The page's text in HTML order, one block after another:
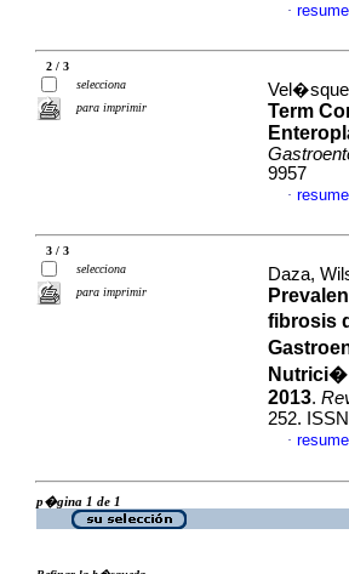
·
2 / 3
selecciona
para imprimir
Term
9957
·
3 / 3
selecciona
para imprimir
Daza,
fibrosis
2013.
252.
·
p�gina 1 de 1